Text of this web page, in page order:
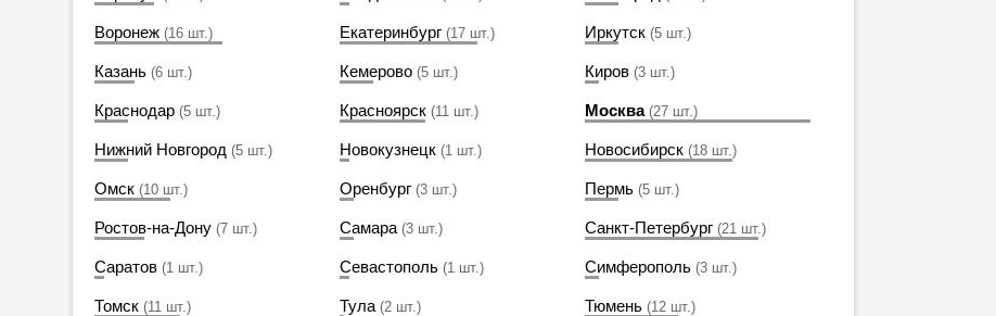
Воронеж (16 шт.) Екатеринбург (17 шт.) Иркутск (5 шт.)
Казань (6 шт.) Кемерово (5 шт.) Киров (3 шт.)
Краснодар (5 шт.) Красноярск (11 шт.) Москва (27 шт.)
Нижний Новгород (5 шт.) Новокузнецк (1 шт.) Новосибирск (18 шт.)
Омск (10 шт.) Оренбург (3 шт.) Пермь (5 шт.)
Ростов-на-Дону (7 шт.) Самара (3 шт.) Санкт-Петербург (21 шт.)
Саратов (1 шт.) Севастополь (1 шт.) Симферополь (3 шт.)
Томск (11 шт.) Тула (2 шт.) Тюмень (12 шт.)